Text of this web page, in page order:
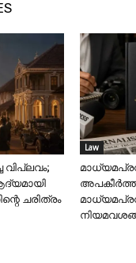
വിപ്ലവം;
ചരിത്രം
Law